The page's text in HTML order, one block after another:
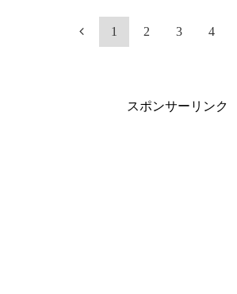
1 2 3 4
スポンサーリンク